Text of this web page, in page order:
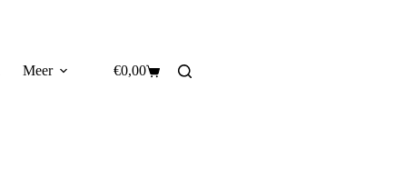
Meer Winkelwagen
€0,00